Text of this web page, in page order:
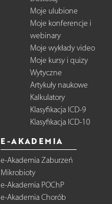
Moje ulubione
Moje konferencje i
webinary
Moje wykłady video
Moje kursy i quizy
Wytyczne
Artykuły naukowe
Kalkulatory
Klasyfikacja ICD-9
Klasyfikacja ICD-10
E-AKADEMIA
e-Akademia Zaburzeń
Mikrobioty
e-Akademia POChP
e-Akademia Chorób